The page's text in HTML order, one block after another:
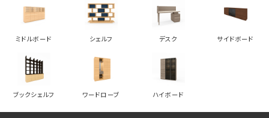
ミドルボード シェルフ デスク サイドボード
ブックシェルフ ワードローブ ハイボード